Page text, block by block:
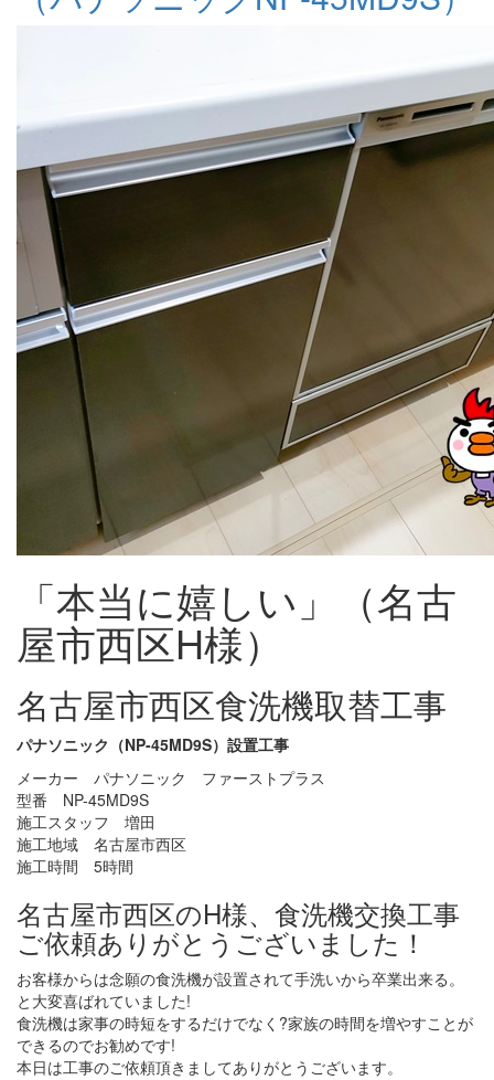
「本当に嬉しい」（名古
屋市西区H様）
名古屋市西区食洗機取替工事
パナソニック（NP-45MD9S）設置工事
メーカー パナソニック ファーストプラス
型番 NP-45MD9S
施工スタッフ 増田
施工地域 名古屋市西区
施工時間 5時間
名古屋市西区のH様、食洗機交換工事
ご依頼ありがとうございました！
お客様からは念願の食洗機が設置されて手洗いから卒業出来る。
と大変喜ばれていました!
食洗機は家事の時短をするだけでなく?家族の時間を増やすことが
できるのでお勧めです!
本日は工事のご依頼頂きましてありがとうございます。